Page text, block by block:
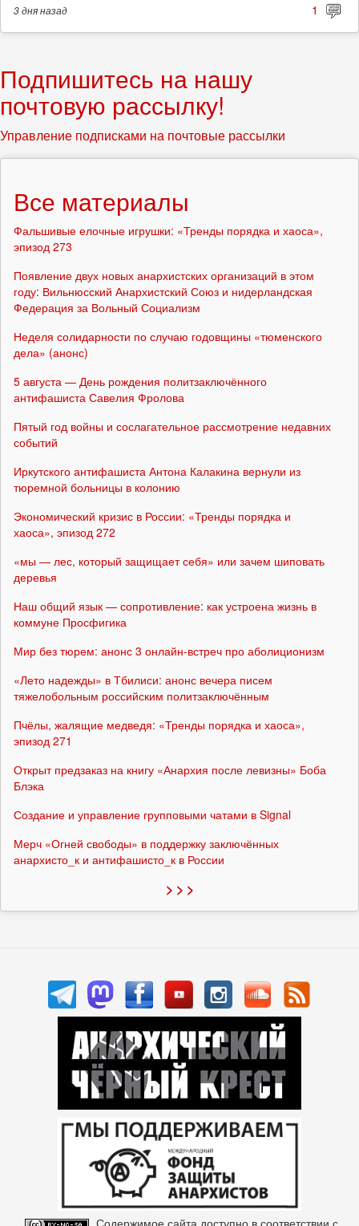
3 дняназад 1
Подпишитесь на нашу
почтовую рассылку!
Управление подписками на почтовые рассылки
Все материалы
Фальшивые елочные игрушки: «Тренды порядка и хаоса»,
эпизод 273
Появление двух новых анархистских организаций в этом
году: Вильнюсский Анархистский Союз и нидерландская
Федерация за Вольный Социализм
Неделя солидарности по случаю годовщины «тюменского
дела» (анонс)
5 августа — День рождения политзаключённого
антифашиста Савелия Фролова
Пятый год войны и сослагательное рассмотрение недавних
событий
Иркутского антифашиста Антона Калакина вернули из
тюремной больницы в колонию
Экономический кризис в России: «Тренды порядка и
хаоса», эпизод 272
«мы — лес, который защищает себя» или зачем шиповать
деревья
Наш общий язык — сопротивление: как устроена жизнь в
коммуне Просфигика
Мир без тюрем: анонс 3 онлайн-встреч про аболиционизм
«Лето надежды» в Тбилиси: анонс вечера писем
тяжелобольным российским политзаключённым
Пчёлы, жалящие медведя: «Тренды порядка и хаоса»,
эпизод 271
Открыт предзаказ на книгу «Анархия после левизны» Боба
Блэка
Создание и управление групповыми чатами в Signal
Мерч «Огней свободы» в поддержку заключённых
анархисто_к и антифашисто_к в России
> > >